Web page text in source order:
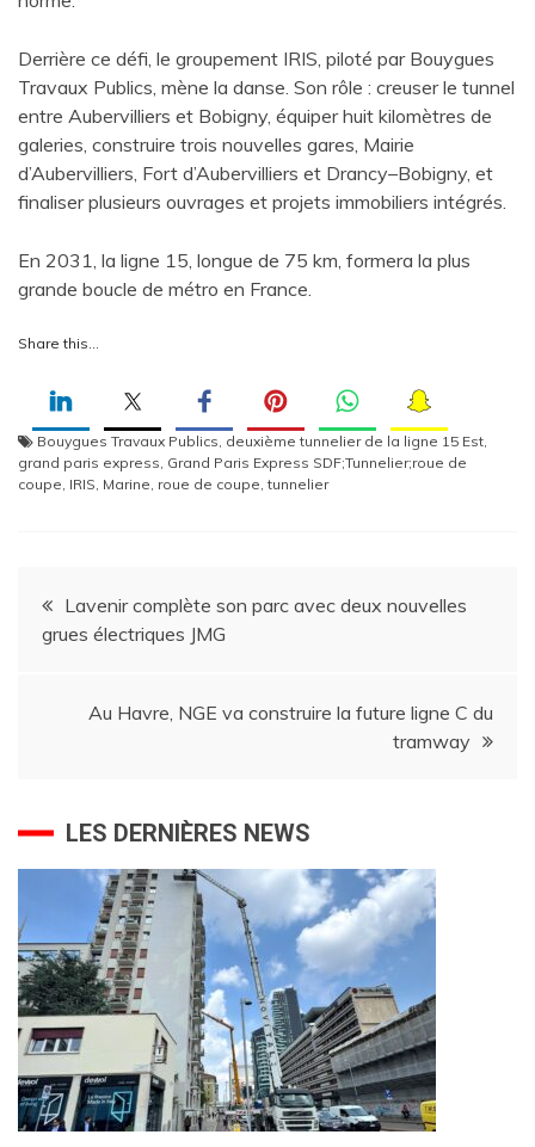
Derrière ce défi, le groupement IRIS, piloté par Bouygues
Travaux Publics, mène la danse. Son rôle : creuser le tunnel
entre Aubervilliers et Bobigny, équiper huit kilomètres de
galeries, construire trois nouvelles gares, Mairie
d’Aubervilliers, Fort d’Aubervilliers et Drancy–Bobigny, et
finaliser plusieurs ouvrages et projets immobiliers intégrés.
En 2031, la ligne 15, longue de 75 km, formera la plus
grande boucle de métro en France.
Share this…
Bouygues Travaux Publics, deuxième tunnelier de la ligne 15 Est,
grand paris express, Grand Paris Express SDF;Tunnelier;roue de
coupe, IRIS, Marine, roue de coupe,tunnelier
Navigation
de
l’article
Lavenir complète son parc avec deux nouvelles
grues électriques JMG
Au Havre, NGE va construire la future ligne C du
tramway
LES DERNIÈRES NEWS